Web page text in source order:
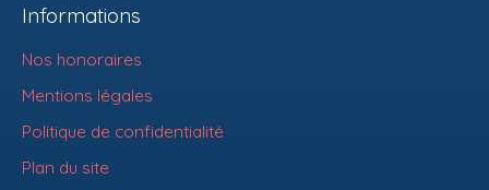
Informations
Nos honoraires
Mentions légales
Politique de confidentialité
Plan du site